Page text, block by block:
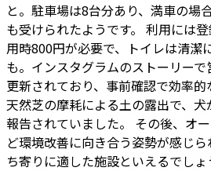
と。駐車場は8台分あり、満車の場
も受けられたようです。 利用には
用時800円が必要で、トイレは清潔
も。インスタグラムのストーリー
更新されており、事前確認で効率的
天然芝の摩耗による土の露出で、
報告されていました。 その後、オ
ど環境改善に向き合う姿勢が感じ
ち寄りに適した施設といえるでしょ